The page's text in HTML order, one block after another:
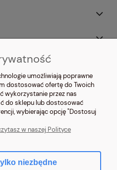
Głowackiego 2, 42-690 Tworóg | NIP:
| e-mail:sklep@nosimysie.pl
umożliwiają poprawne
dostosować ofertę do Twoich
wykorzystanie przez nas
do sklepu lub dostosować
wybierając opcję "Dostosuj
w naszej Polityce
niezbędne